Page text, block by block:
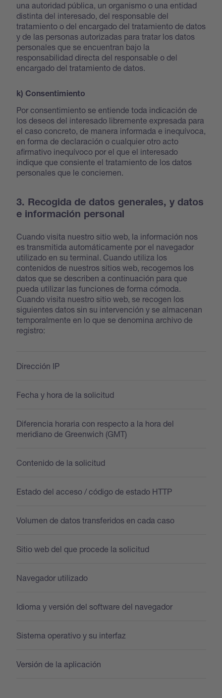
una autoridad pública, un organismo o una entidad
distinta del interesado, del responsable del
tratamiento o del encargado del tratamiento de datos
y de las personas autorizadas para tratar los datos
personales que se encuentran bajo la
responsabilidad directa del responsable o del
encargado del tratamiento de datos.
k) Consentimiento
Por consentimiento se entiende toda indicación de
los deseos del interesado libremente expresada para
el caso concreto, de manera informada e inequívoca,
en forma de declaración o cualquier otro acto
afirmativo inequívoco por el que el interesado
indique que consiente el tratamiento de los datos
personales que le conciernen.
3. Recogida de datos generales, y datos
e información personal
Cuando visita nuestro sitio web, la información nos
es transmitida automáticamente por el navegador
utilizado en su terminal. Cuando utiliza los
contenidos de nuestros sitios web, recogemos los
datos que se describen a continuación para que
pueda utilizar las funciones de forma cómoda.
Cuando visita nuestro sitio web, se recogen los
siguientes datos sin su intervención y se almacenan
temporalmente en lo que se denomina archivo de
registro:
Dirección IP
Fecha y hora de la solicitud
Diferencia horaria con respecto a la hora del
meridiano de Greenwich (GMT)
Contenido de la solicitud
Estado del acceso / código de estado HTTP
Volumen de datos transferidos en cada caso
Sitio web del que procede la solicitud
Navegador utilizado
Idioma y versión del software del navegador
Sistema operativo y su interfaz
Versión de la aplicación